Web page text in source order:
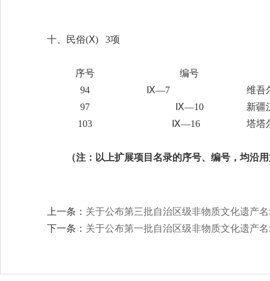
十、民俗(Ⅹ) 3项
序号
编号
94
Ⅸ—7
维吾
97
Ⅸ—10
新疆
103
Ⅸ—16 塔塔
（注：以上扩展项目名录的序号、编号，均沿
上一条： 关于公布第三批自治区级非物质文化遗产
下一条： 关于公布第一批自治区级非物质文化遗产